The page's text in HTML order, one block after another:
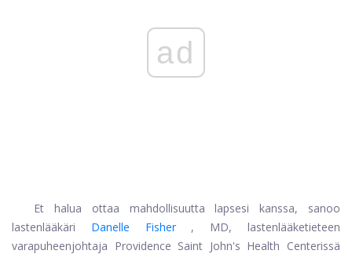
ad
Et halua ottaa mahdollisuutta lapsesi kanssa, sanoo
lastenlääkäri
Danelle Fisher
, MD, lastenlääketieteen
varapuheenjohtaja Providence Saint John's Health Centerissä